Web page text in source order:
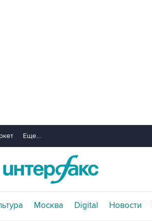
Еще...
Москва Digital Новости